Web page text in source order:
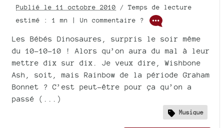
Publié le 11 octobre 2010 / Temps de lecture
estimé : 1 mn | Un commentaire ?
Les Bébés Dinosaures, surpris le soir même
du 10-10-10 ! Alors qu’on aura du mal à leur
mettre dix sur dix. Je veux dire, Wishbone
Ash, soit, mais Rainbow de la période Graham
Bonnet ? C’est peut-être pour ça qu’on a
passé (...)
Musique